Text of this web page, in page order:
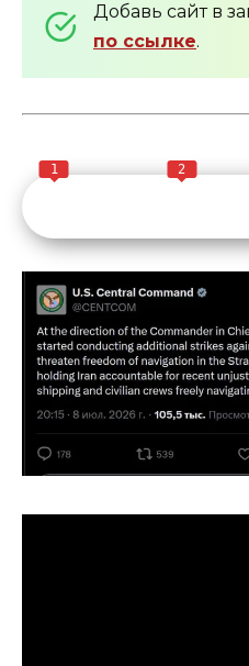
Добавь сайт в
по ссылке.
1 2